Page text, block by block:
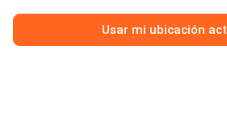
Usar mi ubicación